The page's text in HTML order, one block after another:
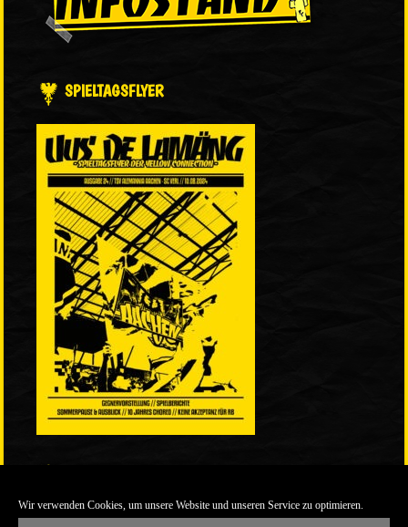
Wir verwenden Cookies, um unsere Website und unseren Service zu optimieren.
SPIELTAGSFLYER
ULTRABLOG DER YELLOW CONNECTION